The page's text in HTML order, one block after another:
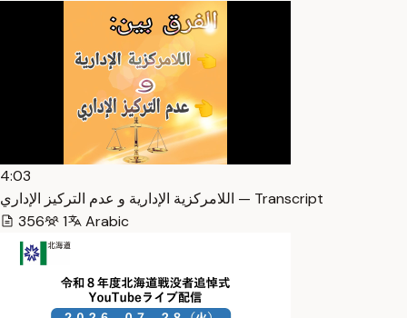
4:03
اللامركزية الإدارية و عدم التركيز الإداري — Transcript
356
1 Arabic